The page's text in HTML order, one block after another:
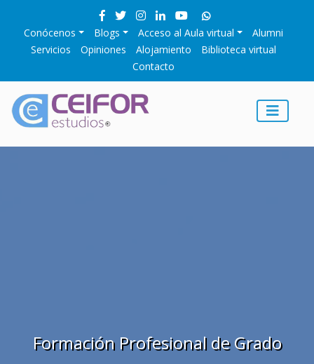
Conócenos Blogs Acceso al Aula virtual
Alumni
Servicios
Opiniones Alojamiento
Biblioteca virtual
Contacto
Formación Profesional de Grado